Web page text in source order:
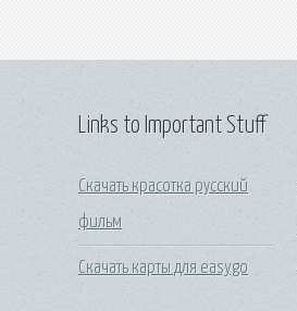
Links to Important Stuff
Скачать красотка русский
фильм
Скачать карты для easygo